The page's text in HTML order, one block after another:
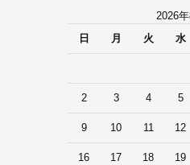
2026年
日
月 火 水
2 3 4 5
9 10 11 12
16 17 18 19